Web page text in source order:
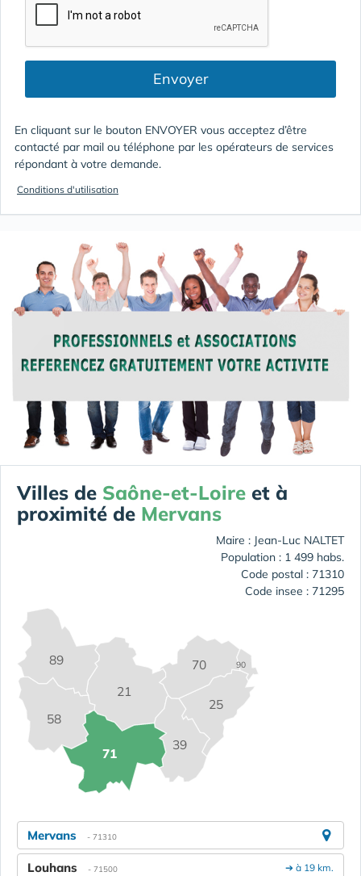
Envoyer
En cliquant sur le bouton ENVOYER vous acceptez d’être
contacté par mail ou téléphone par les opérateurs de services
répondant à votre demande.
Conditions d'utilisation
Villes de Saône-et-Loire et à
proximité de Mervans
Maire : Jean-Luc NALTET
Population : 1 499 habs.
Code postal : 71310
Code insee : 71295
21
25
39
58
70
71
89 90
Mervans - 71310
➔ à 19 km.
Louhans - 71500